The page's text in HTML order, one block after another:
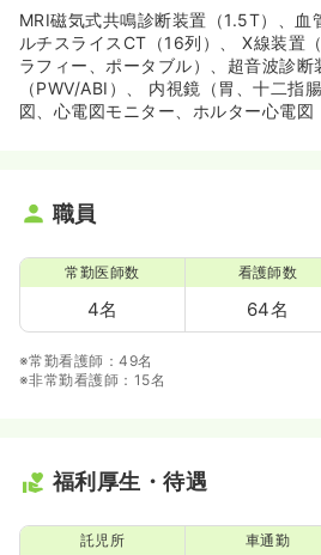
MRI磁気式共鳴診断装置（1.5T）、血
ルチスライスCT（16列）、 X線装置
ラフィー、ポータブル）、超音波診断
（PWV/ABI）、 内視鏡（胃、十二指
図、心電図モニター、ホルター心電図
職員
常勤医師数
4名
看護師数
64名
※常勤看護師：49名
※非常勤看護師：15名
福利厚生・待遇
託児所 車通勤